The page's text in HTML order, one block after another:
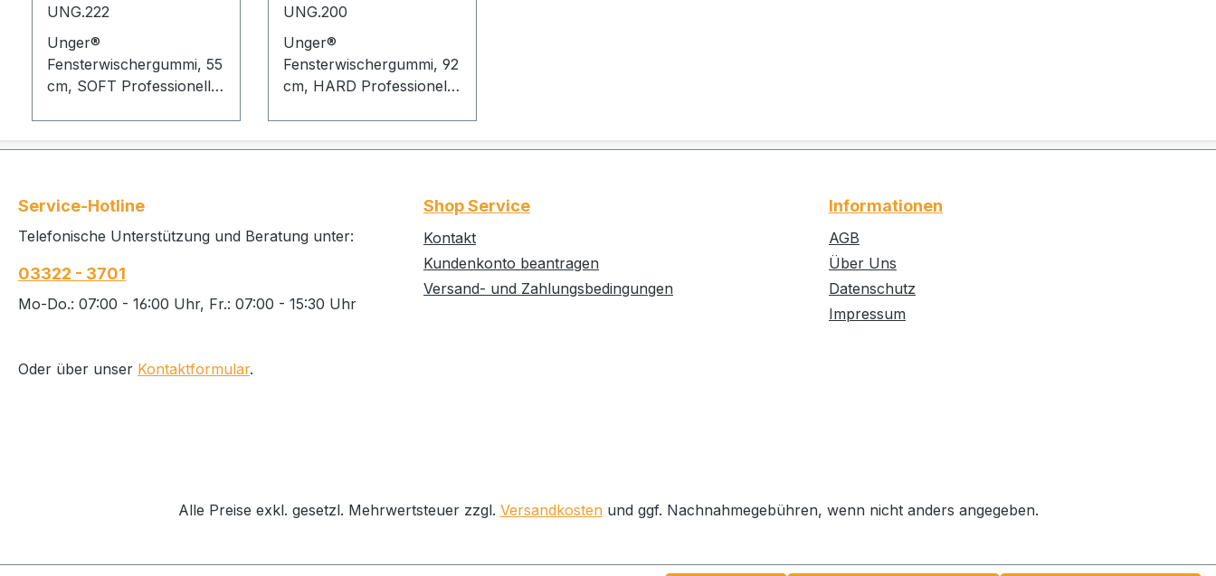
UNG.222
Unger®
Fensterwischergummi, 55
cm, SOFT Professionelle
Gründliches Abziehen
bei großen Flächen.
SOFT Shore-Härte: 53 ±
Temperaturen Passt sich
unebenen Flächen
UNG.200
Unger®
Fensterwischergummi, 92
cm, HARD Professionelle
leicht und schnell bei
durch scharfe Kanten.
Alle "RR" Nummern à 10
praktischer Kunststoff-
Service-Hotline
Telefonische Unterstützung und Beratung unter:
03322 - 3701
Mo-Do.: 07:00 - 16:00 Uhr, Fr.: 07:00 - 15:30 Uhr
Oder über unser Kontaktformular.
Shop Service
Kontakt
Kundenkonto beantragen
Versand- und Zahlungsbedingungen
Informationen
AGB
Über Uns
Datenschutz
Impressum
Alle Preise exkl. gesetzl. Mehrwertsteuer zzgl. Versandkostenund ggf. Nachnahmegebühren, wenn nicht anders angegeben.